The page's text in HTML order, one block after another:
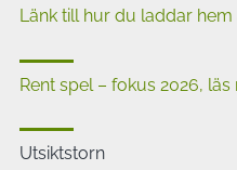
Länk till hur du laddar
Rent spel – fokus 2026, läs
Utsiktstorn